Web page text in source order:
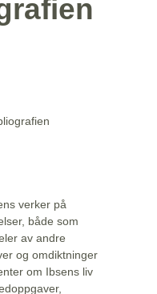
verker på
både som
av andre
og omdiktninger
om Ibsens liv